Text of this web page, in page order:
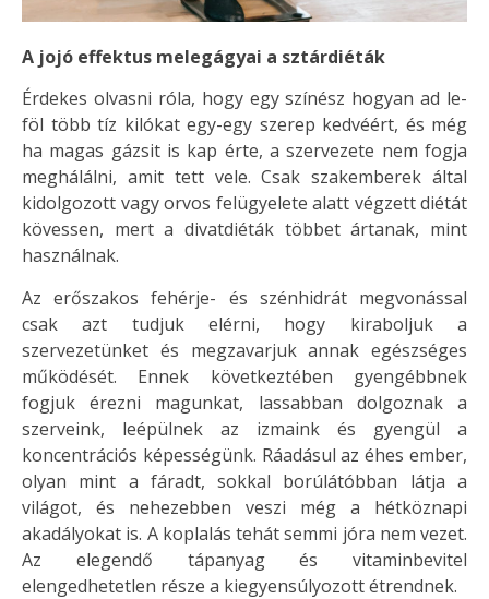
A jojó effektus melegágyai a sztárdiéták
Érdekes olvasni róla, hogy egy színész hogyan ad le-
föl több tíz kilókat egy-egy szerep kedvéért, és még
ha magas gázsit is kap érte, a szervezete nem fogja
meghálálni, amit tett vele. Csak szakemberek által
kidolgozott vagy orvos felügyelete alatt végzett diétát
kövessen, mert a divatdiéták többet ártanak, mint
használnak.
Az erőszakos fehérje- és szénhidrát megvonással
csak azt tudjuk elérni, hogy kiraboljuk a
szervezetünket és megzavarjuk annak egészséges
működését. Ennek következtében gyengébbnek
fogjuk érezni magunkat, lassabban dolgoznak a
szerveink, leépülnek az izmaink és gyengül a
koncentrációs képességünk. Ráadásul az éhes ember,
olyan mint a fáradt, sokkal borúlátóbban látja a
világot, és nehezebben veszi még a hétköznapi
akadályokat is. A koplalás tehát semmi jóra nem vezet.
Az elegendő tápanyag és vitaminbevitel
elengedhetetlen része a kiegyensúlyozott étrendnek.